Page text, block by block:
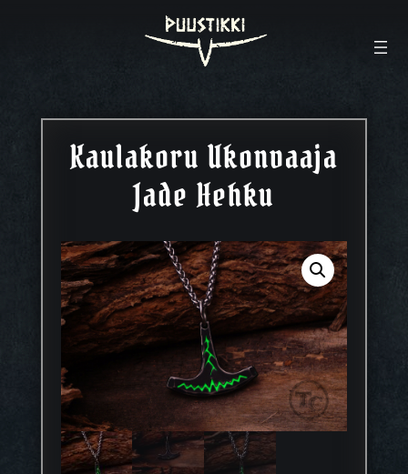
Kaulakoru Ukonvaaja
Jade Hehku